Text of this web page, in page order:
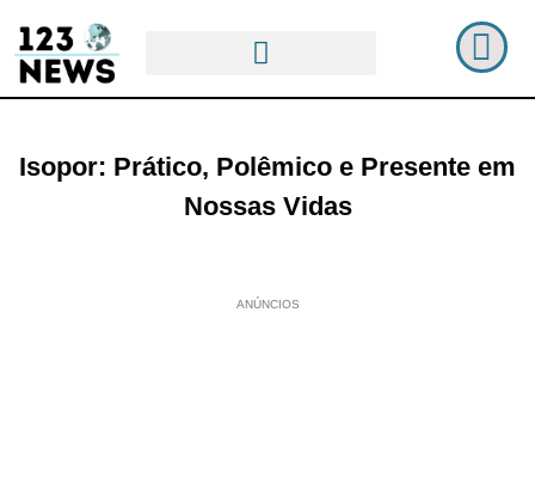
Isopor: Prático, Polêmico e Presente em
Nossas Vidas
ANÚNCIOS